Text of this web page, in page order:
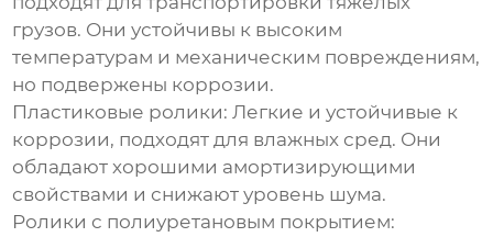
грузов. Они устойчивы к высоким
температурам и механическим повреждениям,
но подвержены коррозии.
Пластиковые ролики: Легкие и устойчивые к
коррозии, подходят для влажных сред. Они
обладают хорошими амортизирующими
свойствами и снижают уровень шума.
Ролики с полиуретановым покрытием: